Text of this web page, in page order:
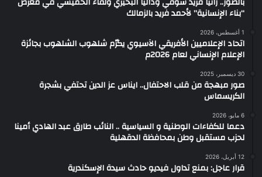
“بناء الإنسانية” لأحمد فريد بالزمالك
1 أغسطس، 2026
اتحاد الإعلاميين الأفريقي الآسيوي يكرّم شلهوب الشلهوب بجائزة
الإعلام الإنساني لعام 2026م
30 ديسمبر، 2025
صور مبهجة من قلب الاحتفال.. ايناس عز الدين تحتفي بشجرة
الكريسماس
6 مايو، 2026
دعما للكفاءات الوطنية و السياسية .. النائب طارق عبد الهادي أمينا
لحزب مستقبل وطن بمحافظة الدقهلية
12 أبريل، 2026
قرار عاجل: بمنع تداول فيديو حادث سيدة الإسكندرية